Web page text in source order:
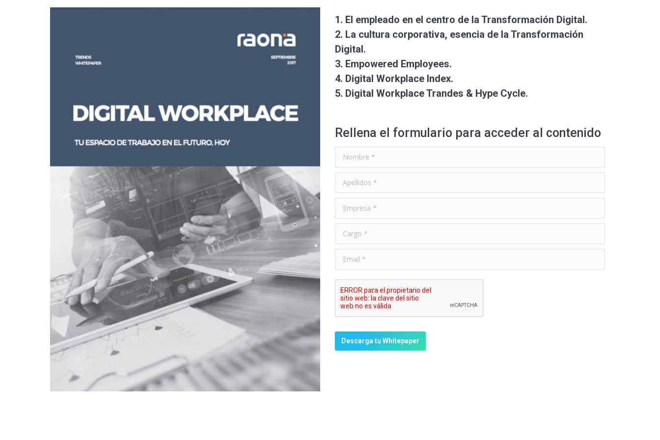
1. El empleado en el centro de la Transformación Digital.
2. La cultura corporativa, esencia de la Transformación
Digital.
3. Empowered Employees.
4. Digital Workplace Index.
5. Digital Workplace Trandes & Hype Cycle.
Rellena el formulario para acceder al contenido